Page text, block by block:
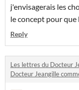
j'envisagerais les
le concept pour
Reply
Les lettres du Docteur
Docteur Jeangille